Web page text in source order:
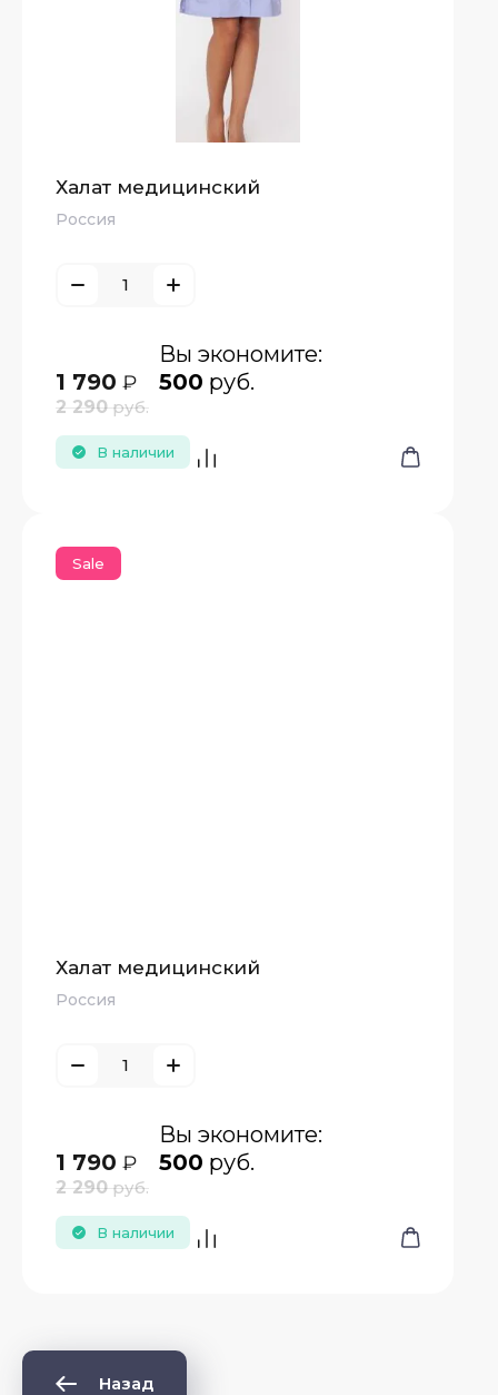
Халат медицинский
Россия
2 290 руб.
1 790 ₽
Вы экономите:
500 руб.
В наличии
Sale
Халат медицинский
Россия
2 290 руб.
1 790 ₽
Вы экономите:
500 руб.
В наличии
Назад